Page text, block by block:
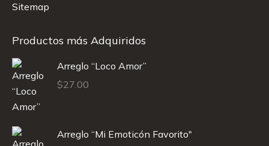
Sitemap
Productos más Adquiridos
Arreglo “Loco Amor”
$27.00
Arreglo “Mi Emoticón Favorito"